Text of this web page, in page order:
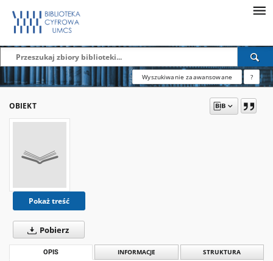
Wyszukiwanie zaawansowane ?
OBIEKT
Pokaż treść
Pobierz
OPIS INFORMACJE STRUKTURA